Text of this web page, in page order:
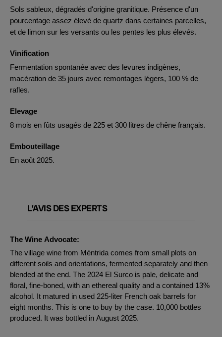
Sols sableux, dégradés d'origine granitique. Présence d'un
pourcentage assez élevé de quartz dans certaines parcelles,
et de limon sur les versants ou les pentes les plus élevés.
Vinification
Fermentation spontanée avec des levures indigènes,
macération de 35 jours avec remontages légers, 100 % de
rafles.
Elevage
8 mois en fûts usagés de 225 et 300 litres de chêne français.
Embouteillage
En août 2025.
L'AVIS DES EXPERTS
The Wine Advocate:
The village wine from Méntrida comes from small plots on
different soils and orientations, fermented separately and then
blended at the end. The 2024 El Surco is pale, delicate and
floral, fine-boned, with an ethereal quality and a contained 13%
alcohol. It matured in used 225-liter French oak barrels for
eight months. This is one to buy by the case. 10,000 bottles
produced. It was bottled in August 2025.